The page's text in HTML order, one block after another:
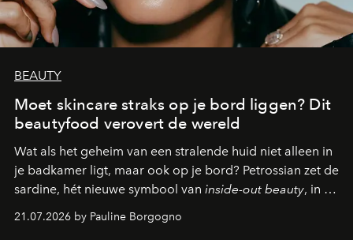
BEAUTY
Moet skincare straks op je bord liggen? Dit
beautyfood verovert de wereld
Wat als het geheim van een stralende huid niet alleen in
je badkamer ligt, maar ook op je bord? Petrossian zet de
sardine, hét nieuwe symbool van inside-out beauty, in de
kijker met twee gastronomische creaties.
21.07.2026 by Pauline Borgogno